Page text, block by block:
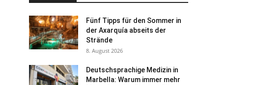
Fünf Tipps für den Sommer in
der Axarquía abseits der
Strände
8. August 2026
Deutschsprachige Medizin in
Marbella: Warum immer mehr